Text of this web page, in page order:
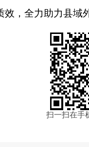
，全力助力县域
扫一扫在手